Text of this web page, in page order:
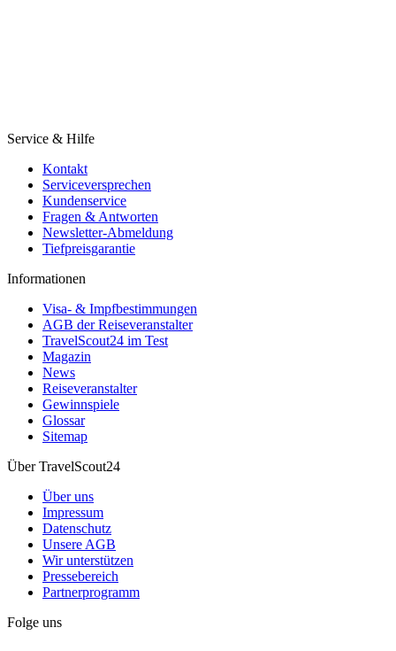
Service & Hilfe
Kontakt
Serviceversprechen
Kundenservice
Fragen & Antworten
Newsletter-Abmeldung
Tiefpreisgarantie
Informationen
Visa- & Impfbestimmungen
AGB der Reiseveranstalter
TravelScout24 im Test
Magazin
News
Reiseveranstalter
Gewinnspiele
Glossar
Sitemap
Über TravelScout24
Über uns
Impressum
Datenschutz
Unsere AGB
Wir unterstützen
Pressebereich
Partnerprogramm
Folge uns